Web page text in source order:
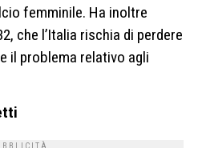
femminile. Ha inoltre
che l’Italia rischia di perdere
il problema relativo agli